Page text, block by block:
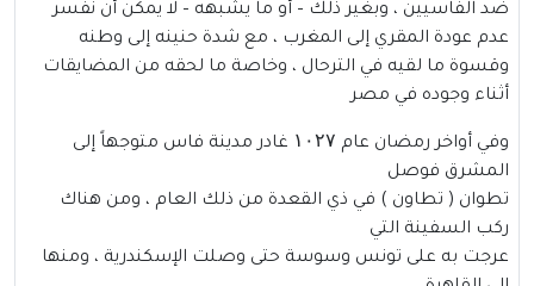
ضد الفاسيين ، وبغير ذلك – أو ما يشبهه – لا يمكن أن نفسر
عدم عودة المقري إلى المغرب ، مع شدة حنينه إلى وطنه
وقسوة ما لقيه في الترحال ، وخاصة ما لحقه من المضايقات
أثناء وجوده في مصر
وفي أواخر رمضان عام ۱۰۲۷ غادر مدينة فاس متوجهاً إلى
المشرق فوصل
تطوان ( تطاون ) في ذي القعدة من ذلك العام ، ومن هناك
ركب السفينة التي
عرجت به على تونس وسوسة حتى وصلت الإسكندرية ، ومنها